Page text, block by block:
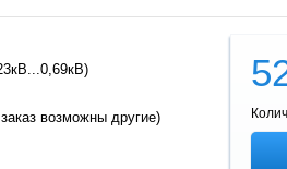
заказ возможны другие)